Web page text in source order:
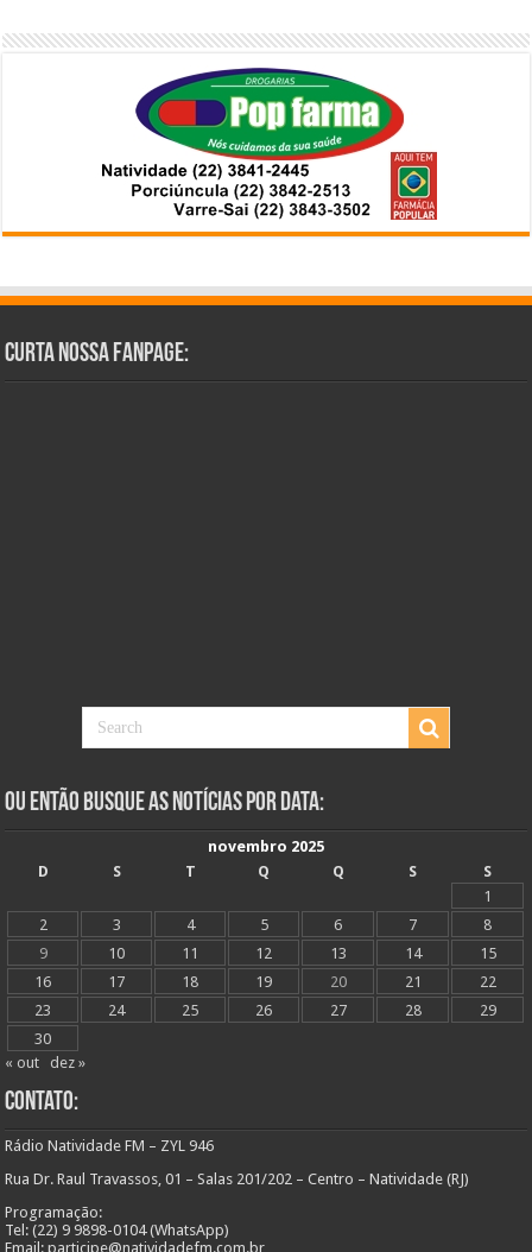
Curta Nossa Fanpage:
Ou Então Busque as Notícias Por Data:
novembro 2025
D
S T Q Q S
S
1
2
3 4 5 6 7
8
9
10 11 12 13 14
15
16
17 18 19 20 21
22
23
24 25 26 27 28
29
30
« out
dez »
Contato:
Rádio Natividade FM – ZYL 946
Rua Dr. Raul Travassos, 01 – Salas 201/202 – Centro – Natividade (RJ)
Programação:
Tel: (22) 9 9898-0104 (WhatsApp)
Email: participe@natividadefm.com.br